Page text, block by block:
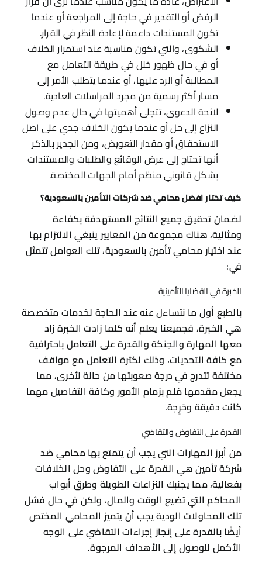
الرفض أو التقدير في حاجة إلى المراجعة أو عندما
تكون المستندات داعمة لإعادة النظر في القرار.
الشكوى، والتي تكون مناسبة عند استمرار الخلاف
أو في حال ظهور خلل في طريقة التعامل مع
المطالبة أو الرد عليها، أو عندما يتطلب الأمر إلى
مسار أكثر رسمية من مجرد المراسلات العادية.
لائحة الدعوى، تتجلى أهميتها في حال عدم وصول
النزاع إلى حل أو عندما يكون الخلاف جدي على اصل
الاستحقاق أو مقدار التعويض، ومن الجدير بالذكر
أنها تحتاج إلى عرض الوقائع والطلبات والمستندات
بشكل قانوني منظم أمام الجهات المختصة.
كيف تختار افضل محامي ضد شركات التأمين بالسعودية؟
لضمان تحقيق جميع النتائج المستهدفة بكفاءة
ومثالية، هناك مجموعة من المعايير ينبغي الالتزام بها
عند اختيار محامي تأمين بالسعودية، تلك العوامل تتمثل
في:
الخبرة في القضايا التأمينية
بالطبع أول ما نتساءل عنه عند الحاجة لخدمات متخصصة
هي الخبرة، فجميعنا يعلم أنه كلما زادت الخبرة زاد
معها المهارة والحِنكة والقدرة على التعامل باحترافية
مع كافة التحديات، وذلك لكثرة التعامل مع مواقف
مختلفة تتدرج في درجة صعوبتها من حالة لأخرى، مما
يجعل مقدمها مُلم بزمام الأمور وكافة التفاصيل مهما
كانت دقيقة وحَرِجة.
القدرة على التفاوض والتقاضي
من أبرز المهارات التي يجب أن يتمتع بها محامي ضد
شركة تأمين هي القدرة على التفاوض وحل الخلافات
بفعالية، مما يجنبك النزاعات الطويلة وطرق أبواب
المحاكم التي تضيع الوقت والمال، ولكن في حال فشل
تلك المحاولات الودية يجب أن يتميز المحامي المختص
أيضًا بالقدرة على إنجاز إجراءات التقاضي على الوجه
الأكمل للوصول إلى الأهداف المرجوة.